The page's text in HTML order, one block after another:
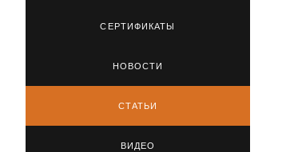
СЕРТИФИКАТЫ
НОВОСТИ
СТАТЬИ
ВИДЕО